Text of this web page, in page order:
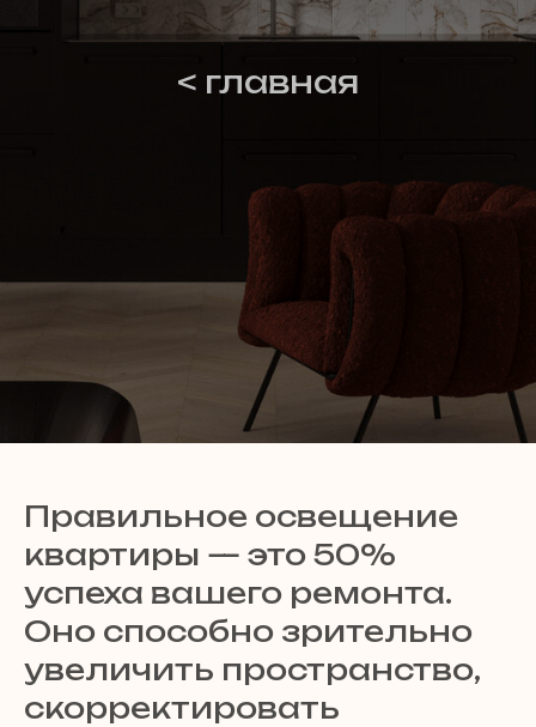
< главная
Правильное освещение
квартиры — это 50%
успеха вашего ремонта.
Оно способно зрительно
увеличить пространство,
скорректировать